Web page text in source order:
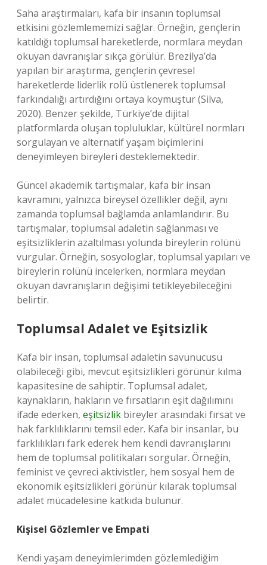
Saha araştırmaları, kafa bir insanın toplumsal
etkisini gözlemlememizi sağlar. Örneğin, gençlerin
katıldığı toplumsal hareketlerde, normlara meydan
okuyan davranışlar sıkça görülür. Brezilya’da
yapılan bir araştırma, gençlerin çevresel
hareketlerde liderlik rolü üstlenerek toplumsal
farkındalığı artırdığını ortaya koymuştur (Silva,
2020). Benzer şekilde, Türkiye’de dijital
platformlarda oluşan topluluklar, kültürel normları
sorgulayan ve alternatif yaşam biçimlerini
deneyimleyen bireyleri desteklemektedir.
Güncel akademik tartışmalar, kafa bir insan
kavramını, yalnızca bireysel özellikler değil, aynı
zamanda toplumsal bağlamda anlamlandırır. Bu
tartışmalar, toplumsal adaletin sağlanması ve
eşitsizliklerin azaltılması yolunda bireylerin rolünü
vurgular. Örneğin, sosyologlar, toplumsal yapıları ve
bireylerin rolünü incelerken, normlara meydan
okuyan davranışların değişimi tetikleyebileceğini
belirtir.
Toplumsal Adalet ve Eşitsizlik
Kafa bir insan, toplumsal adaletin savunucusu
olabileceği gibi, mevcut eşitsizlikleri görünür kılma
kapasitesine de sahiptir. Toplumsal adalet,
kaynakların, hakların ve fırsatların eşit dağılımını
ifade ederken, eşitsizlik bireyler arasındaki fırsat ve
hak farklılıklarını temsil eder. Kafa bir insanlar, bu
farklılıkları fark ederek hem kendi davranışlarını
hem de toplumsal politikaları sorgular. Örneğin,
feminist ve çevreci aktivistler, hem sosyal hem de
ekonomik eşitsizlikleri görünür kılarak toplumsal
adalet mücadelesine katkıda bulunur.
Kişisel Gözlemler ve Empati
Kendi yaşam deneyimlerimden gözlemlediğim